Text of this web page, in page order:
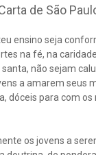
de São
ensino seja
na fé, na
não sejam
a amarem seus
dóceis para com
os jovens a